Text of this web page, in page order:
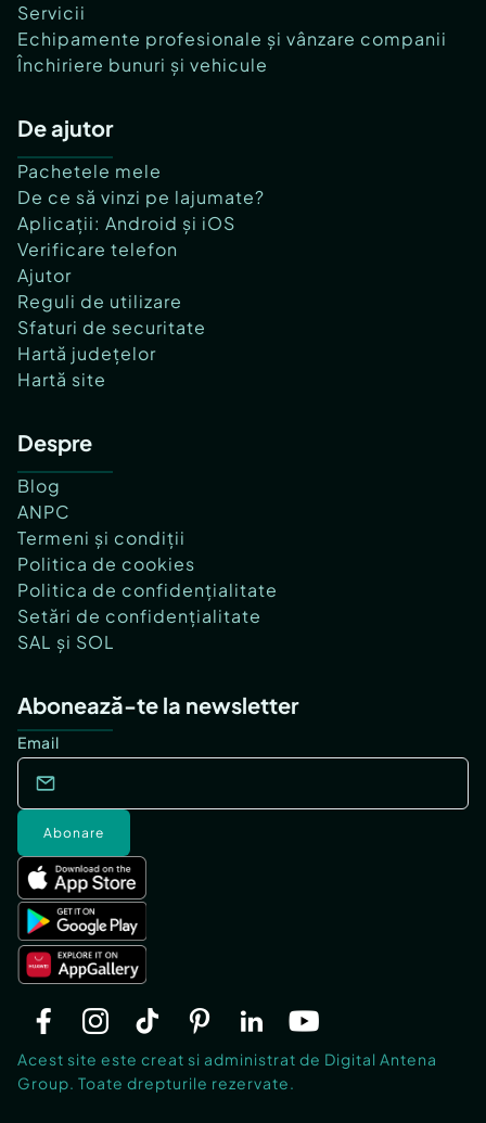
Servicii
Echipamente profesionale și vânzare companii
Închiriere bunuri și vehicule
De ajutor
Pachetele mele
De ce să vinzi pe lajumate?
Aplicații: Android și iOS
Verificare telefon
Ajutor
Reguli de utilizare
Sfaturi de securitate
Hartă județelor
Hartă site
Despre
Blog
ANPC
Termeni și condiții
Politica de cookies
Politica de confidențialitate
Setări de confidențialitate
SAL și SOL
Abonează-te la newsletter
Email
Abonare
Acest site este creat si administrat de Digital Antena
Group. Toate drepturile rezervate.